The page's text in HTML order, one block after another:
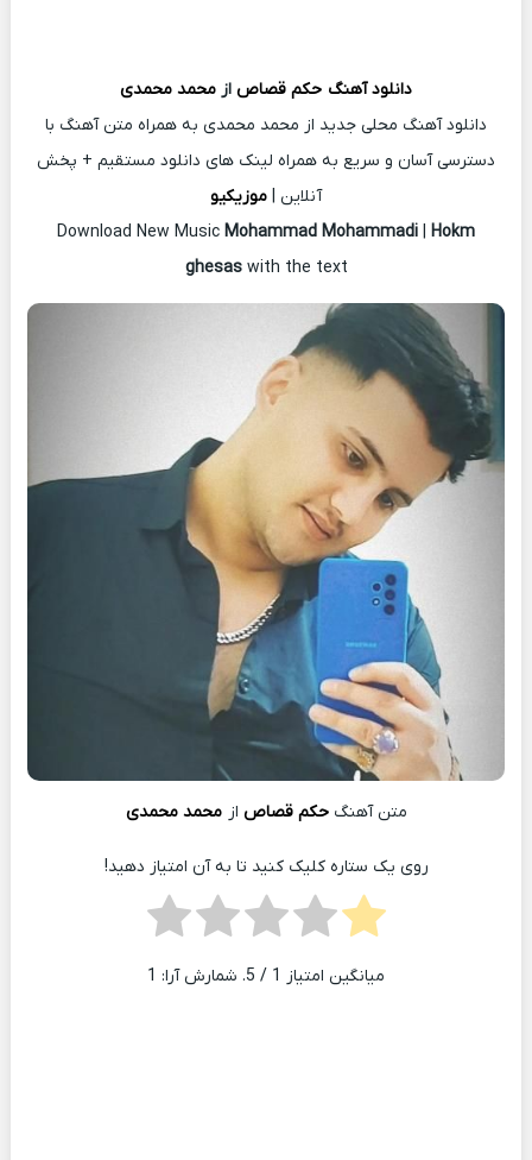
دانلود آهنگ حکم قصاص از محمد محمدی
دانلود آهنگ محلی جدید از محمد محمدی به همراه متن آهنگ با
دسترسی آسان و سریع به همراه لینک های دانلود مستقیم + پخش
آنلاین | موزیکیو
Download New Music Mohammad Mohammadi | Hokm
ghesas with the text
متن آهنگحکم قصاص از محمد محمدی
روی یک ستاره کلیک کنید تا به آن امتیاز دهید!
میانگین امتیاز 1 / 5. شمارش آرا: 1